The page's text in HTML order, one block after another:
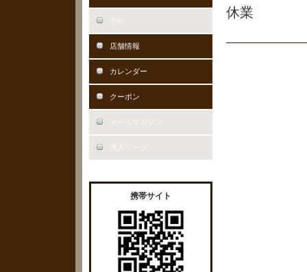
休業
予約
店舗情報
カレンダー
クーポン
メールマガジン
求人ページ
携帯サイト